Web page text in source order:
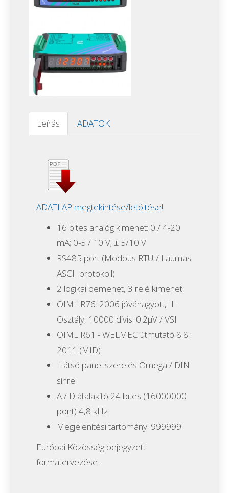
Leírás ADATOK
ADATLAP megtekintése/letöltése!
16 bites analóg kimenet: 0 / 4-20
mA; 0-5 / 10 V; ± 5/10 V
RS485 port (Modbus RTU / Laumas
ASCII protokoll)
2 logikai bemenet, 3 relé kimenet
OIML R76: 2006 jóváhagyott, III.
Osztály, 10000 divis. 0.2μV / VSI
OIML R61 - WELMEC útmutató 8.8:
2011 (MID)
Hátsó panel szerelés Omega / DIN
sínre
A / D átalakító 24 bites (16000000
pont) 4,8 kHz
Megjelenítési tartomány: 999999
Európai Közösség bejegyzett
formatervezése.